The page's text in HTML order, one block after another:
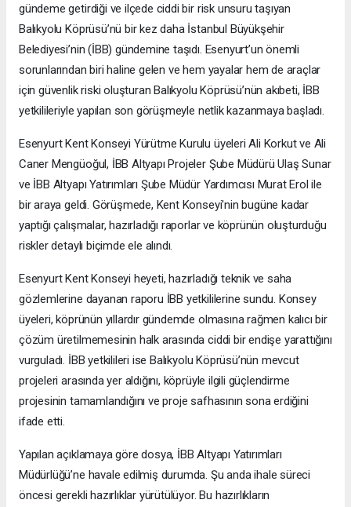
gündeme getirdiği ve ilçede ciddi bir risk unsuru taşıyan
Balıkyolu Köprüsü’nü bir kez daha İstanbul Büyükşehir
Belediyesi’nin (İBB) gündemine taşıdı. Esenyurt’un önemli
sorunlarından biri haline gelen ve hem yayalar hem de araçlar
için güvenlik riski oluşturan Balıkyolu Köprüsü’nün akıbeti, İBB
yetkilileriyle yapılan son görüşmeyle netlik kazanmaya başladı.
Esenyurt Kent Konseyi Yürütme Kurulu üyeleri Ali Korkut ve Ali
Caner Mengüoğul, İBB Altyapı Projeler Şube Müdürü Ulaş Sunar
ve İBB Altyapı Yatırımları Şube Müdür Yardımcısı Murat Erol ile
bir araya geldi. Görüşmede, Kent Konseyi'nin bugüne kadar
yaptığı çalışmalar, hazırladığı raporlar ve köprünün oluşturduğu
riskler detaylı biçimde ele alındı.
Esenyurt Kent Konseyi heyeti, hazırladığı teknik ve saha
gözlemlerine dayanan raporu İBB yetkililerine sundu. Konsey
üyeleri, köprünün yıllardır gündemde olmasına rağmen kalıcı bir
çözüm üretilmemesinin halk arasında ciddi bir endişe yarattığını
vurguladı. İBB yetkilileri ise Balıkyolu Köprüsü’nün mevcut
projeleri arasında yer aldığını, köprüyle ilgili güçlendirme
projesinin tamamlandığını ve proje safhasının sona erdiğini
ifade etti.
Yapılan açıklamaya göre dosya, İBB Altyapı Yatırımları
Müdürlüğü’ne havale edilmiş durumda. Şu anda ihale süreci
öncesi gerekli hazırlıklar yürütülüyor. Bu hazırlıkların